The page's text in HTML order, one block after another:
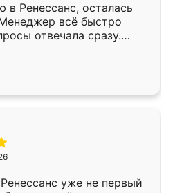
в Ренессанс, осталась
всё быстро
отвечала сразу.
в субботу, подошёл к
Собрали
аккуратно, даже
уже не первый